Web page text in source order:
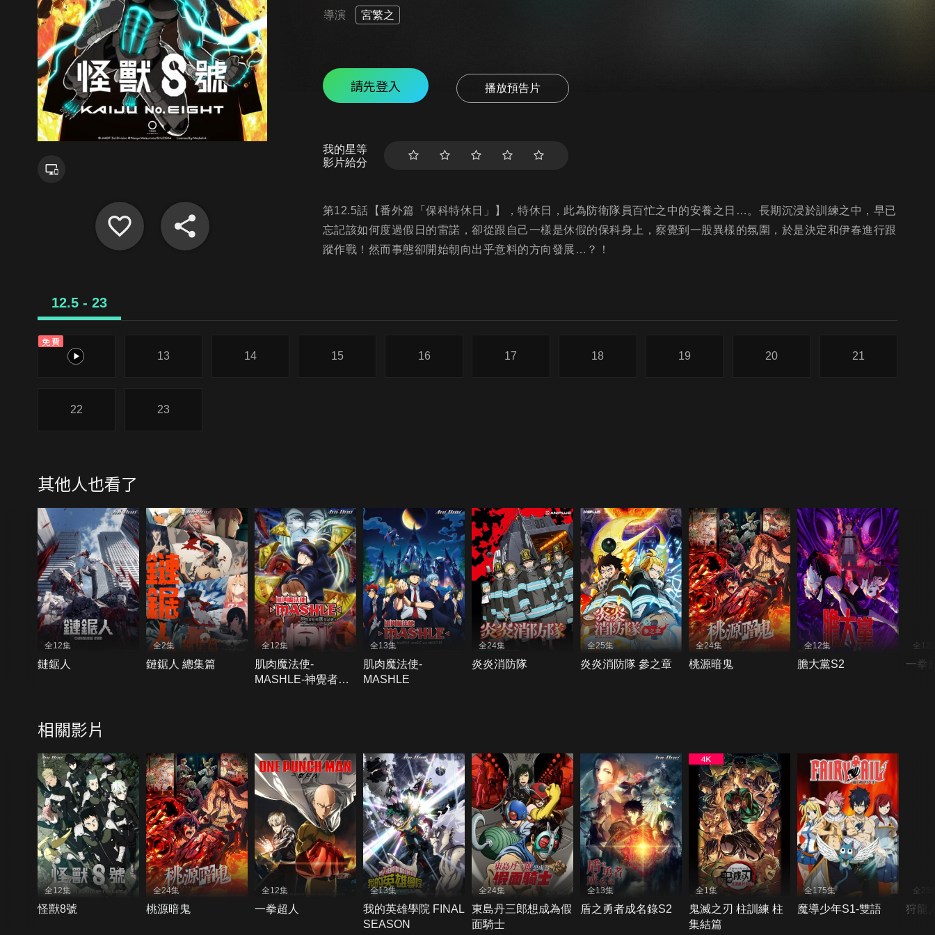
導演 宮繁之
請先登入 播放預告片
我的星等
影片給分
第12.5話【番外篇「保科特休日」】，特休日，此為防衛隊員百忙之中的安養之日…。長期沉浸於訓練之中，早已
忘記該如何度過假日的雷諾，卻從跟自己一樣是休假的保科身上，察覺到一股異樣的氛圍，於是決定和伊春進行跟
蹤作戰！然而事態卻開始朝向出乎意料的方向發展…？！
12.5 - 23
免費
12.5
13 14 15 16 17 18 19 20 21
22 23
其他人也看了
全12集
鏈鋸人
全2集
鏈鋸人 總集篇
全12集
肌肉魔法使-
MASHLE-神覺者候
全13集
肌肉魔法使-
MASHLE
全24集
炎炎消防隊
全25集
炎炎消防隊 參之章
全24集
桃源暗鬼
全12集
膽大黨S2
全12
一拳
相關影片
全12集
怪獸8號
全24集
桃源暗鬼
全12集
一拳超人
全13集
我的英雄學院 FINAL
SEASON
全24集
東島丹三郎想成為假
面騎士
全13集
盾之勇者成名錄S2
全1集
鬼滅之刃 柱訓練 柱
集結篇
全175集
魔導少年S1-雙語
全25
狩龍